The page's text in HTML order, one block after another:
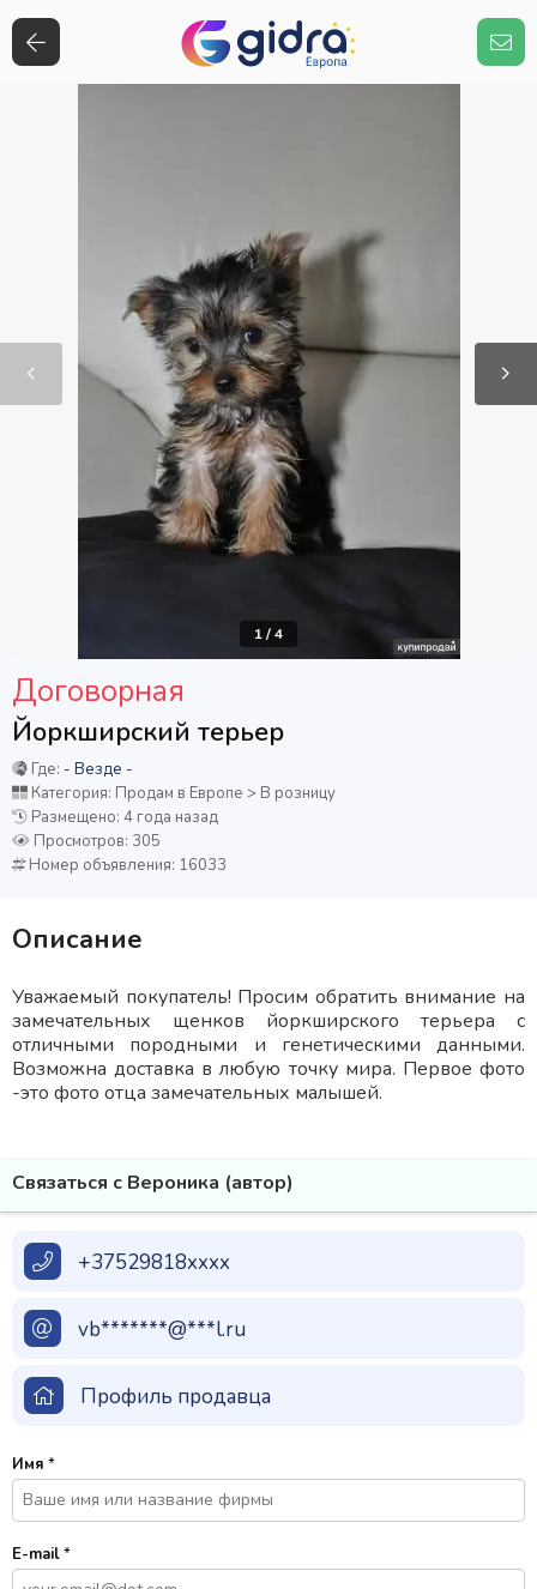
1/4
Йоркширский терьер
Договорная
Где: - Везде -
Категория: Продам в Европе > В розницу
Размещено: 4 года назад
Просмотров: 305
Номер объявления: 16033
Описание
Уважаемый покупатель! Просим обратить внимание на
замечательных щенков йоркширского терьера с
отличными породными и генетическими данными.
Возможна доставка в любую точку мира. Первое фото
-это фото отца замечательных малышей.
Связаться с Вероника (автор)
+37529818xxxx
vb*******@***l.ru
Профиль продавца
Имя *
E-mail*